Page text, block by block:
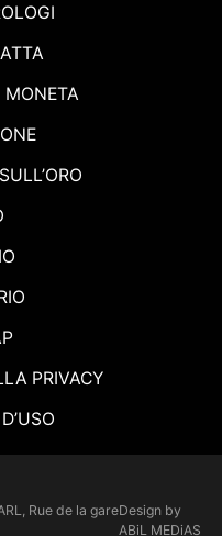
MONETA
PRIVACY
Rue de la gareDesign by
ABiL MEDiAS